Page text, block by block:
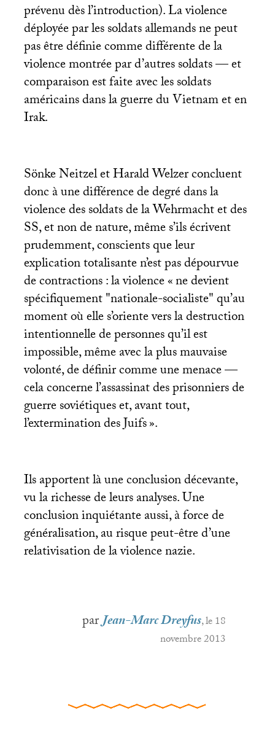
prévenu dès l’introduction). La violence
déployée par les soldats allemands ne peut
pas être définie comme différente de la
violence montrée par d’autres soldats — et
comparaison est faite avec les soldats
américains dans la guerre du Vietnam et en
Irak.
Sönke Neitzel et Harald Welzer concluent
donc à une différence de degré dans la
violence des soldats de la Wehrmacht et des
SS, et non de nature, même s’ils écrivent
prudemment, conscients que leur
explication totalisante n’est pas dépourvue
de contractions : la violence «ne devient
spécifiquement "nationale-socialiste" qu’au
moment où elle s’oriente vers la destruction
intentionnelle de personnes qu’il est
impossible, même avec la plus mauvaise
volonté, de définir comme une menace —
cela concerne l’assassinat des prisonniers de
guerre soviétiques et, avant tout,
l’extermination des Juifs».
Ils apportent là une conclusion décevante,
vu la richesse de leurs analyses. Une
conclusion inquiétante aussi, à force de
généralisation, au risque peut-être d’une
relativisation de la violence nazie.
parJean-Marc Dreyfus, le 18
novembre 2013